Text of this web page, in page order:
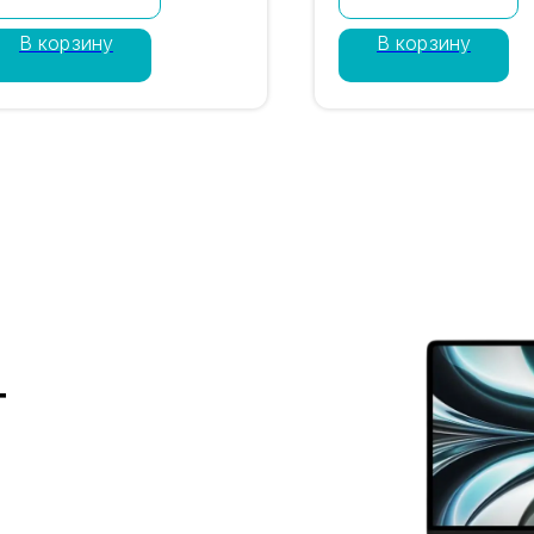
Pro Fusion и памятью
Цвет белый титан,
SIM + eSIM. Проверка
В корзину
48 Мп Pro Fusion и
256GB. Цвет
титан, nano-SIM +
В корзину